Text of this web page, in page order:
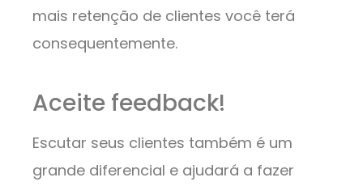
mais retenção de clientes você terá
consequentemente.
Aceite feedback!
Escutar seus clientes também é um
grande diferencial e ajudará a fazer